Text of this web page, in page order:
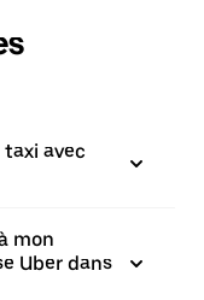
avec
mon
Uber dans